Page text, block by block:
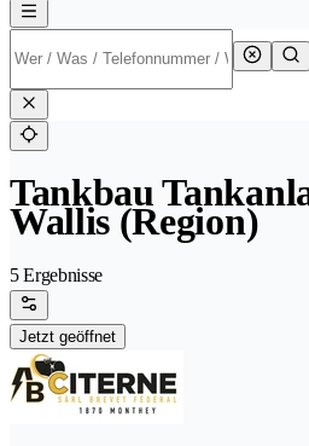
Tankbau
Wallis (Region)
5 Ergebnisse
Jetzt geöffnet